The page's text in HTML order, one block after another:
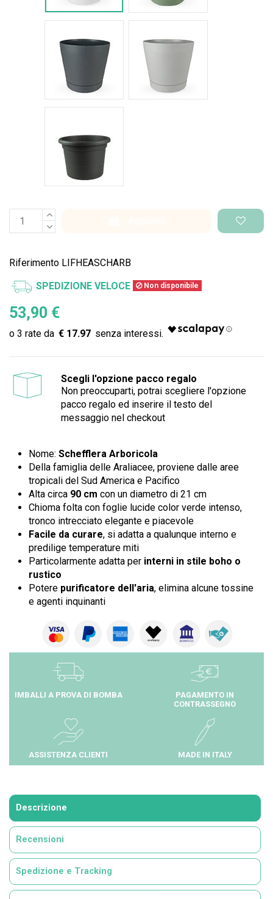
Riferimento LIFHEASCHARB
SPEDIZIONE VELOCE Non disponibile
53,90 €
€ 17.97
Scegli l'opzione pacco regalo
Non preoccuparti, potrai scegliere l'opzione
pacco regalo ed inserire il testo del
messaggio nel checkout
Nome: Schefflera Arboricola
Della famiglia delle Araliacee, proviene dalle aree
tropicali del Sud America e Pacifico
Alta circa 90 cm con un diametro di 21 cm
Chioma folta con foglie lucide color verde intenso,
tronco intrecciato elegante e piacevole
Facile da curare, si adatta a qualunque interno e
predilige temperature miti
Particolarmente adatta per interni in stile boho o
rustico
Potere purificatore dell'aria, elimina alcune tossine
e agenti inquinanti
IMBALLI A PROVA DI BOMBA
PAGAMENTO IN
CONTRASSEGNO
ASSISTENZA CLIENTI MADE IN ITALY
Descrizione
Recensioni
Spedizione e Tracking